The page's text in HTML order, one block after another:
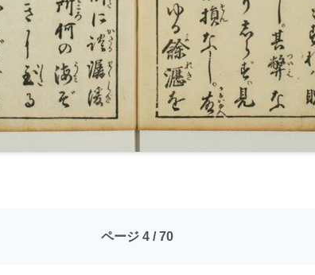
ページ 4 / 70